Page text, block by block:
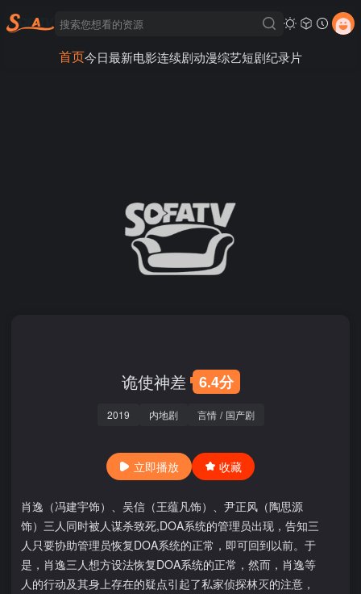
首页今日最新电影连续剧动漫综艺短剧纪录片
诡使神差 6.4分
2019 内地剧 言情 / 国产剧
立即播放 收藏
肖逸（冯建宇饰）、吴信（王蕴凡饰）、尹正风（陶思源
饰）三人同时被人谋杀致死,DOA系统的管理员出现，告知三
人只要协助管理员恢复DOA系统的正常，即可回到以前。于
是，肖逸三人想方设法恢复DOA系统的正常，然而，肖逸等
人的行动及其身上存在的疑点引起了私家侦探林灭的注意，